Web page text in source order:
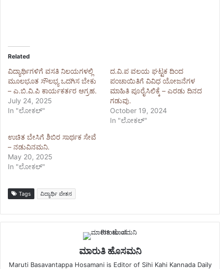
Related
ವಿದ್ಯಾರ್ಥಿಗಳಿಗೆ ವಸತಿ ನಿಲಯಗಳಲ್ಲಿ
ಮೂಲಭೂತ ಸೌಲಭ್ಯ ಒದಗಿಸ ಬೇಕು
– ಎ.ಬಿ.ವಿ.ಪಿ ಕಾರ್ಯಕರ್ತರ ಆಗ್ರಹ.
July 24, 2025
In "ಲೋಕಲ್"
ದ.ವಿ.ಪ ವಲಯ ಘಟ್ಟಕ ದಿಂದ
ಪಂಚಾಯಿತಿಗೆ ವಿವಿಧ ಯೋಜನೆಗಳ
ಮಾಹಿತಿ ಪೂರೈಸಿಲಿಕ್ಕೆ – ಎರಡು ದಿನದ
ಗಡುವು.
October 19, 2024
In "ಲೋಕಲ್"
ಉಚಿತ ಬೇಸಿಗೆ ಶಿಬಿರ ಸಾರ್ಥಕ ಸೇವೆ
– ನಡುವಿನಮನಿ.
May 20, 2025
In "ಲೋಕಲ್"
Tags ವಿದ್ಯಾರ್ಥಿ ವೇತನ
ಮಾರುತಿ ಹೊಸಮನಿ
Maruti Basavantappa Hosamani is Editor of Sihi Kahi Kannada Daily